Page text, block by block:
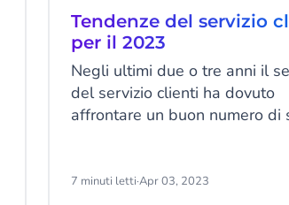
Tendenze del servizio
per il 2023
Negli ultimi due o tre anni il
del servizio clienti ha dovuto
affrontare un buon numero di
alcuni casi sono diventati
7 minuti letti·Apr 03, 2023